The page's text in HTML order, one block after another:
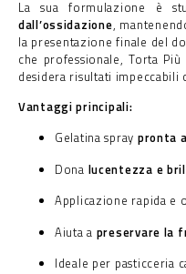
La sua formulazione è
dall’ossidazione,
la presentazione finale del
che professionale, Torta
desidera risultati
Vantaggi principali:
Gelatina spray pronta
Dona lucentezza e
Applicazione rapida e
Aiuta a preservare la
Ideale per pasticceria